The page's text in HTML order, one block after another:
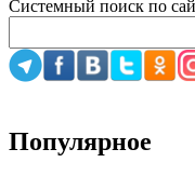
Системный поиск по
Популярное